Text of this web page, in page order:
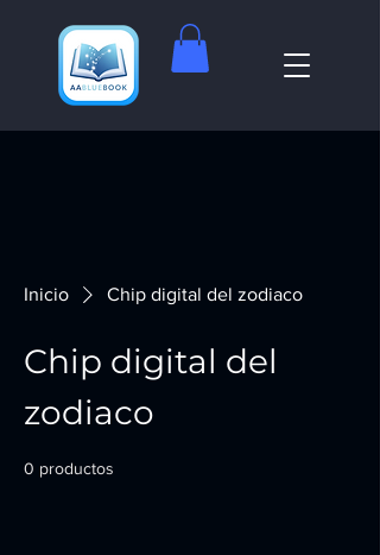
Inicio Chip digital del zodiaco
Chip digital del
zodiaco
0 productos